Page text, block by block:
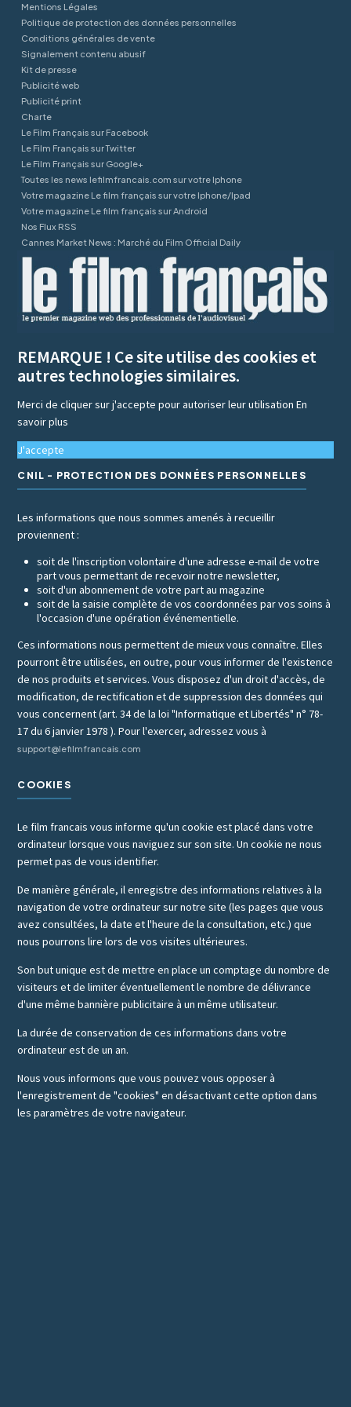
Mentions Légales
Politique de protection des données personnelles
Conditions générales de vente
Signalement contenu abusif
Kit de presse
Publicité web
Publicité print
Charte
Le Film Français sur Facebook
Le Film Français sur Twitter
Le Film Français sur Google+
Toutes les news lefilmfrancais.com sur votre Iphone
Votre magazine Le film français sur votre Iphone/Ipad
Votre magazine Le film français sur Android
Nos Flux RSS
Cannes Market News : Marché du Film Official Daily
REMARQUE ! Ce site utilise des cookies et
autres technologies similaires.
Merci de cliquer sur j'accepte pour autoriser leur utilisationEn
savoir plus
J'accepte
CNIL - PROTECTION DES DONNÉES PERSONNELLES
Les informations que nous sommes amenés à recueillir
proviennent :
soit de l'inscription volontaire d'une adresse e-mail de votre
part vous permettant de recevoir notre newsletter,
soit d'un abonnement de votre part au magazine
soit de la saisie complète de vos coordonnées par vos soins à
l'occasion d'une opération événementielle.
Ces informations nous permettent de mieux vous connaître. Elles
pourront être utilisées, en outre, pour vous informer de l'existence
de nos produits et services. Vous disposez d'un droit d'accès, de
modification, de rectification et de suppression des données qui
vous concernent (art. 34 de la loi "Informatique et Libertés" n° 78-
17 du 6 janvier 1978 ). Pour l'exercer, adressez vous à
support@lefilmfrancais.com
COOKIES
Le film francais vous informe qu'un cookie est placé dans votre
ordinateur lorsque vous naviguez sur son site. Un cookie ne nous
permet pas de vous identifier.
De manière générale, il enregistre des informations relatives à la
navigation de votre ordinateur sur notre site (les pages que vous
avez consultées, la date et l'heure de la consultation, etc.) que
nous pourrons lire lors de vos visites ultérieures.
Son but unique est de mettre en place un comptage du nombre de
visiteurs et de limiter éventuellement le nombre de délivrance
d'une même bannière publicitaire à un même utilisateur.
La durée de conservation de ces informations dans votre
ordinateur est de un an.
Nous vous informons que vous pouvez vous opposer à
l'enregistrement de "cookies" en désactivant cette option dans
les paramètres de votre navigateur.